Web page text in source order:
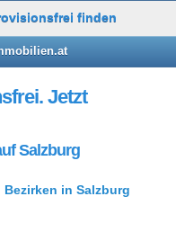
Jetzt
Salzburg
in Salzburg